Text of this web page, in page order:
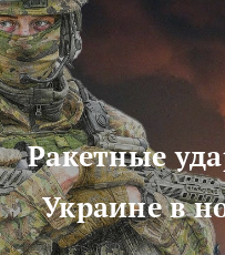
Ракетные
Украине в